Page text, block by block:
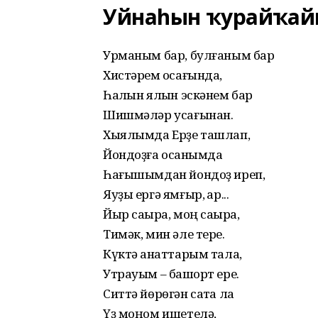
Уйнаһын
Урманым бар, булғаным бар
Хистәрем ҡосағында,
Һалҡын ялҡын эскәнем бар
Шишмәләр усағынан.
Хыялымда Ерҙе ташлап,
Йондоҙға осҡанымда
Һағышымдан йондоҙ иреп,
Яуҙы ергә ямғыр, ҡар...
Йыр саҡыра, моң саҡыра,
Тимәк, мин әле тере.
Күктә ҡанаттарым тала,
Утрауым – башҡорт ере.
Ситтә йөрөгән саҡта ла
Үҙ моңом ишетелә,